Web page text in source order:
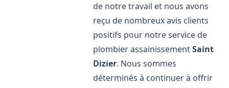
de notre travail et nous avons
reçu de nombreux avis clients
positifs pour notre service de
plombier assainissementSaint
Dizier. Nous sommes
déterminés à continuer à offrir